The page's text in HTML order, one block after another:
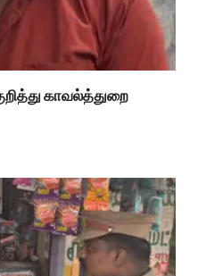
காவல்த்துறை